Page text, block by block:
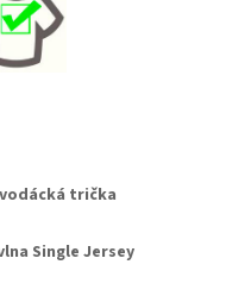
trička
Single Jersey